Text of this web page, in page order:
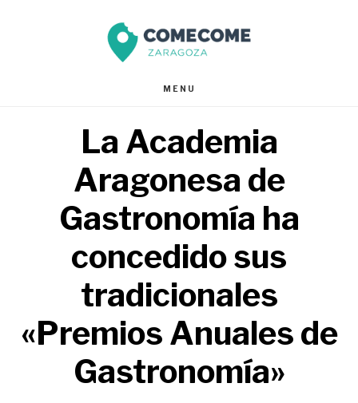
MENU
La Academia
Aragonesa de
Gastronomía ha
concedido sus
tradicionales
«Premios Anuales de
Gastronomía»